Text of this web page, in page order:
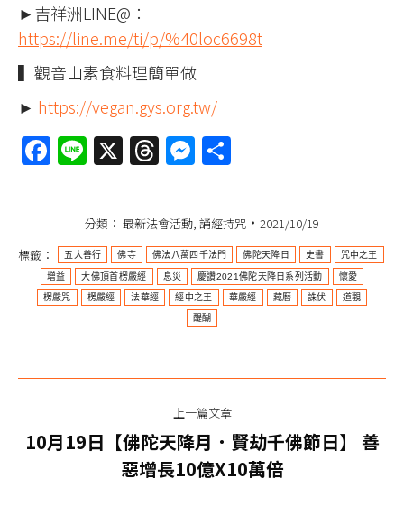
►吉祥洲LINE@：
https://line.me/ti/p/%40loc6698t
▍觀音山素食料理簡單做
► https://vegan.gys.org.tw/
Facebook
Line
X Threads
Messenger
分類： 最新法會活動 誦經持咒
2021/10/19
標籤：
五大善行 佛寺 佛法八萬四千法門 佛陀天降日 史書 咒中之王
增益 大佛頂首楞嚴經 息災 慶讚2021佛陀天降日系列活動 懷愛
楞嚴咒 楞嚴經 法華經 經中之王 華嚴經 藏曆 誅伏 道觀
醍醐
章
上一篇文章
上
一
10月19日【佛陀天降月．賢劫千佛節日】 善
惡增長10億X10萬倍